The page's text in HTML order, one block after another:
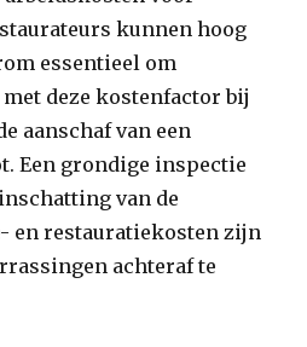
kunnen hoog
essentieel om
deze kostenfactor bij
aanschaf van een
Een grondige inspectie
van de
en restauratiekosten zijn
achteraf te